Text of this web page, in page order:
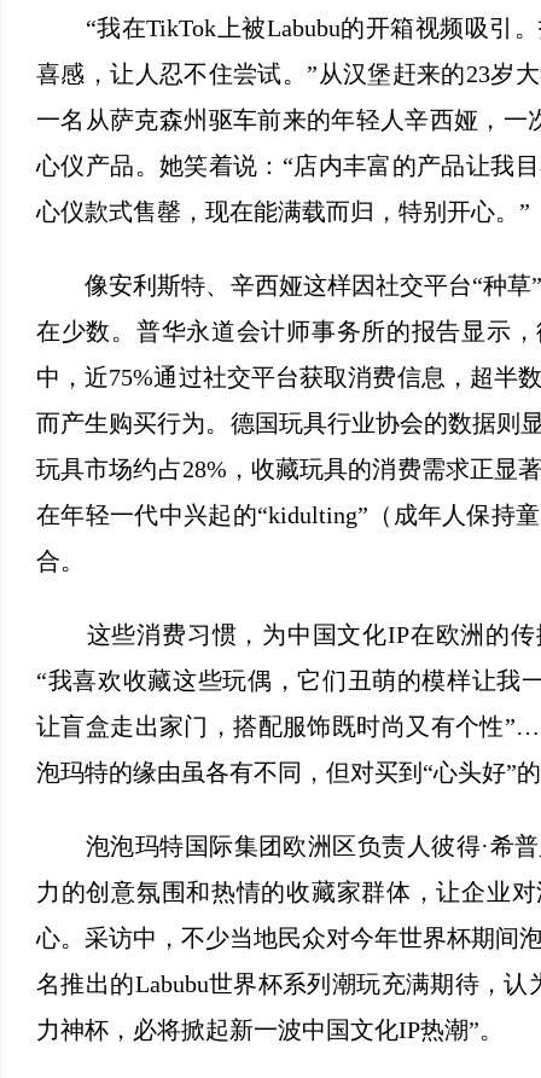
“我在TikTok上被Labubu的开箱视频吸引
喜感，让人忍不住尝试。”从汉堡赶来的23岁
一名从萨克森州驱车前来的年轻人辛西娅，一
心仪产品。她笑着说：“店内丰富的产品让我
心仪款式售罄，现在能满载而归，特别开心。”
像安利斯特、辛西娅这样因社交平台“种草
在少数。普华永道会计师事务所的报告显示
中，近75%通过社交平台获取消费信息，超半
而产生购买行为。德国玩具行业协会的数据则
玩具市场约占28%，收藏玩具的消费需求正显
在年轻一代中兴起的“kidulting”（成年人保持
合。
这些消费习惯，为中国文化IP在欧洲的传
“我喜欢收藏这些玩偶，它们丑萌的模样让我
让盲盒走出家门，搭配服饰既时尚又有个性
泡玛特的缘由虽各有不同，但对买到“心头好”
泡泡玛特国际集团欧洲区负责人彼得·希普
力的创意氛围和热情的收藏家群体，让企业
心。采访中，不少当地民众对今年世界杯期间
名推出的Labubu世界杯系列潮玩充满期待，认
力神杯，必将掀起新一波中国文化IP热潮”。